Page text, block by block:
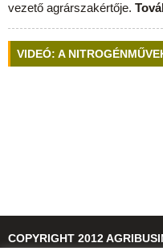
vezető agrárszakértője.
VIDEÓ: A
COPYRIGHT 2012